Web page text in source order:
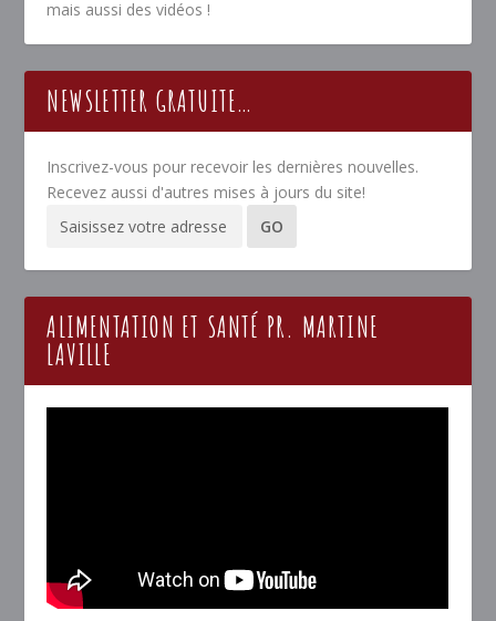
mais aussi des vidéos !
NEWSLETTER GRATUITE…
Inscrivez-vous pour recevoir les dernières nouvelles.
Recevez aussi d'autres mises à jours du site!
ALIMENTATION ET SANTÉ PR. MARTINE
LAVILLE